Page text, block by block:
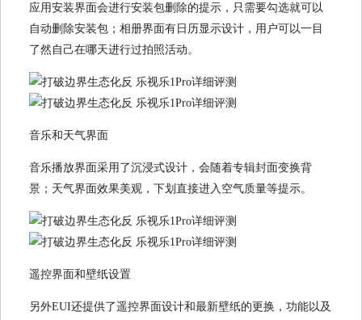
应用安装界面会进行安装包删除的提示，只需要勾选就可以
自动删除安装包；相册界面有日历显示设计，用户可以一目
了然自己在哪天进行过拍照活动。
音乐和天气界面
音乐播放界面采用了沉浸式设计，会随着专辑封面变换背
景；天气界面效果美观，下划直接进入空气质量等提示。
遥控界面和壁纸设置
另外EUI还提供了遥控界面设计和最新壁纸的更换，功能以及